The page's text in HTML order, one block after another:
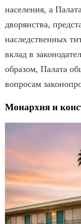
населения, а
дворянства,
наследственных
вклад в
образом, Палата
вопросам
Монархия и